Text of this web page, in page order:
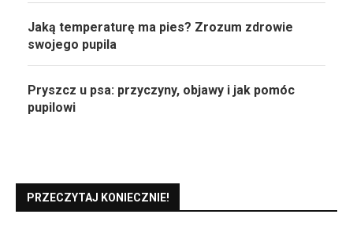
Jaką temperaturę ma pies? Zrozum zdrowie
swojego pupila
Pryszcz u psa: przyczyny, objawy i jak pomóc
pupilowi
PRZECZYTAJ KONIECZNIE!